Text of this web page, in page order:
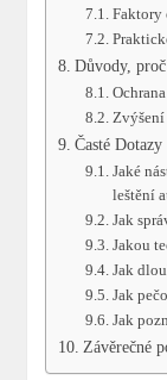
Důvody,
Časté Dotazy
Jaké
leštění
Jak
Jakou
Jak
Jak
Jak
Závěrečné